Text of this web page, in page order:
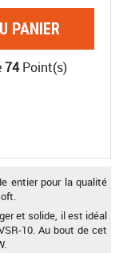
PANIER
74Point(s)
entier pour la qualité
et solide, il est idéal
10. Au bout de cet